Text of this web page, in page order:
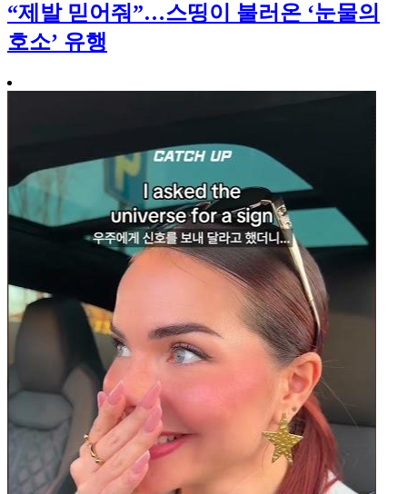
“제발 믿어줘”…스띵이 불러온 ‘눈물의
호소’ 유행